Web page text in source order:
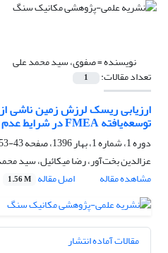
نویسنده =صفوی، سید محمد علی
تعداد مقالات: 1
ارزیابی ریسک لرزش زمین ناشی از
توسعه‌یافته FMEA در شرایط عدم قطعیت
دوره 1، شماره 1، بهار 1396، صفحه
43-53
عزالدین بخت‌آور، رضا میکائیل، سید
مشاهده مقاله
اصل مقاله 1.56 M
مقالات آماده انتشار